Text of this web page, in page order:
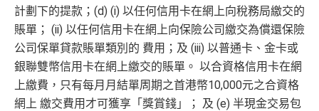
計劃下的提款；(d) (i) 以任何信用卡在網上向稅務局繳交的
賬單； (ii) 以任何信用卡在網上向保險公司繳交為償還保險
公司保單貸款賬單類別的 費用；及 (iii) 以普通卡、金卡或
銀聯雙幣信用卡在網上繳交的賬單。 以合資格信用卡在網
上繳費，只有每月月結單周期之首港幣10,000元之合資格
網上 繳交費用才可獲享「獎賞錢」； 及 (e) 半現金交易包